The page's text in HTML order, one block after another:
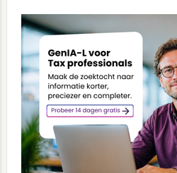
Sidebar